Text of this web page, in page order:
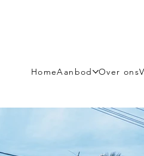
HomeAanbod Over ons